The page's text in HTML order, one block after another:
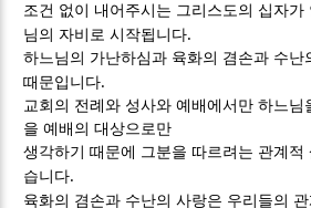
조건 없이 내어주시는 그리스도의 십자가
님의 자비로 시작됩니다.
하느님의 가난하심과 육화의 겸손과 수난
때문입니다.
교회의 전례와 성사와 예배에서만 하느님
을 예배의 대상으로만
생각하기 때문에 그분을 따르려는 관계적
습니다.
육화의 겸손과 수난의 사랑은 우리들의